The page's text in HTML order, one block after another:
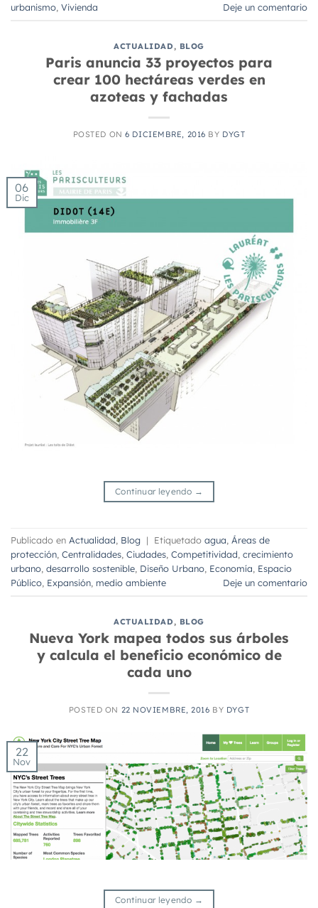
urbanismo Vivienda Deje un comentario
ACTUALIDAD , BLOG
Paris anuncia 33 proyectos para
crear 100 hectáreas verdes en
azoteas y fachadas
POSTED ON6 DICIEMBRE, 2016 BY DYGT
06
Dic
Continuar leyendo →
Publicado en Actualidad Blog | Etiquetado agua Áreas de
protección Centralidades Ciudades Competitividad crecimiento
urbano desarrollo sostenible Diseño Urbano Economía Espacio
Público Expansión medio ambiente Deje un comentario
ACTUALIDAD , BLOG
Nueva York mapea todos sus árboles
y calcula el beneficio económico de
cada uno
POSTED ON 22 NOVIEMBRE, 2016 BY DYGT
22
Nov
Continuar leyendo →